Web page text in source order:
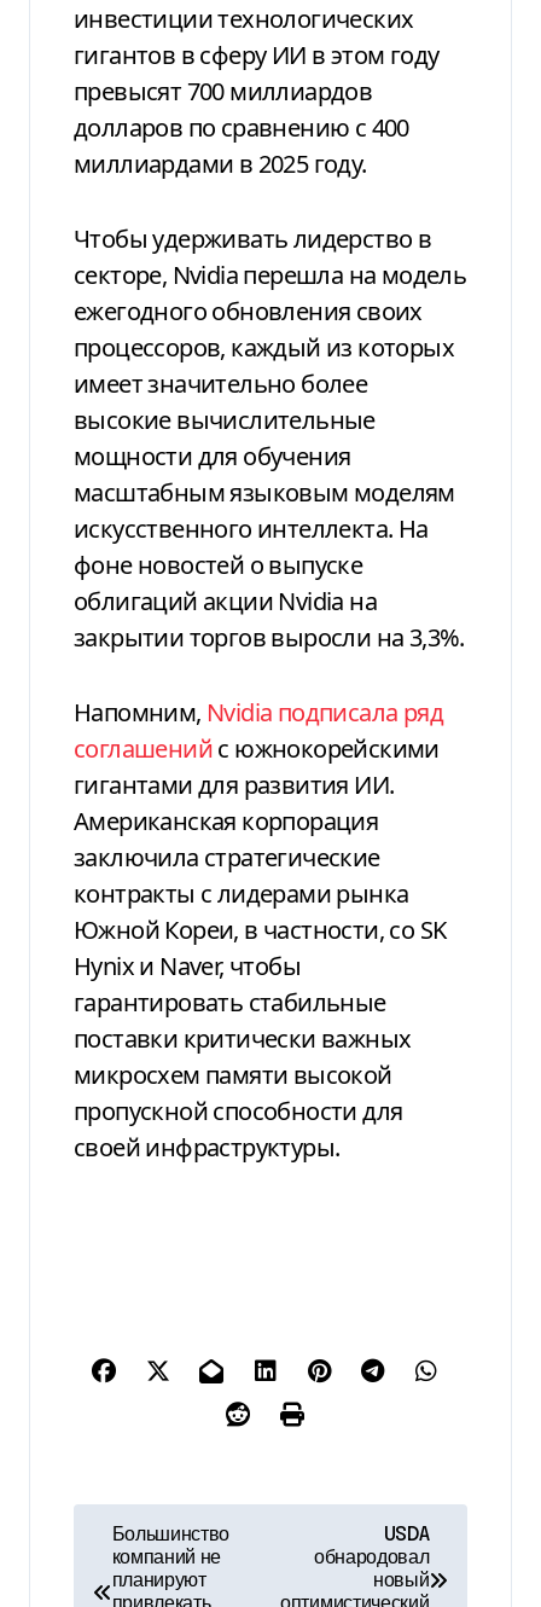
инвестиции технологических
гигантов в сферу ИИ в этом году
превысят 700 миллиардов
долларов по сравнению с 400
миллиардами в 2025 году.
Чтобы удерживать лидерство в
секторе, Nvidia перешла на модель
ежегодного обновления своих
процессоров, каждый из которых
имеет значительно более
высокие вычислительные
мощности для обучения
масштабным языковым моделям
искусственного интеллекта. На
фоне новостей о выпуске
облигаций акции Nvidia на
закрытии торгов выросли на 3,3%.
Напомним, Nvidia подписала ряд
соглашенийс южнокорейскими
гигантами для развития ИИ.
Американская корпорация
заключила стратегические
контракты с лидерами рынка
Южной Кореи, в частности, со SK
Hynix и Naver, чтобы
гарантировать стабильные
поставки критически важных
микросхем памяти высокой
пропускной способности для
своей инфраструктуры.
Большинство
компаний не
планируют
USDA
обнародовал
новый